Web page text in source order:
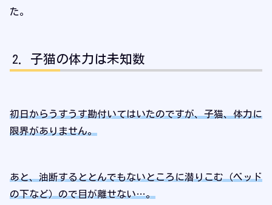
た。
子猫の体力は未知数
初日からうすうす勘付いてはいたのですが、子猫、体力に
限界がありません。
あと、油断するととんでもないところに潜りこむ（ベッド
の下など）ので目が離せない…。